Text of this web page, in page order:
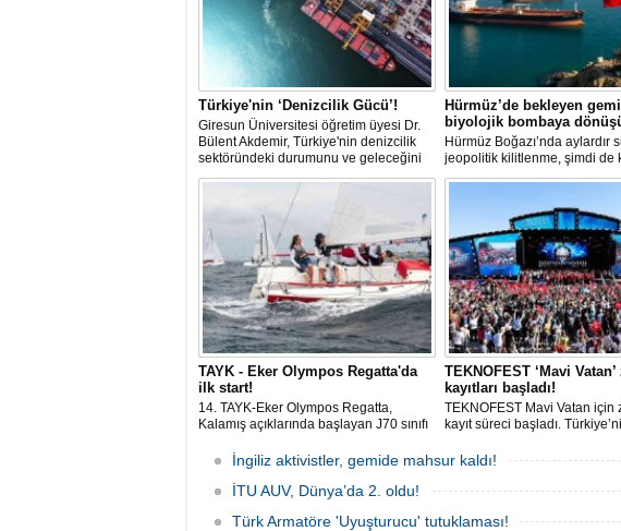
Türkiye'nin ‘Denizcilik Gücü’!
Giresun Üniversitesi öğretim üyesi Dr.
Bülent Akdemir, Türkiye'nin denizcilik
sektöründeki durumunu ve geleceğini
değerlendirdi.
Hürmüz’de bekleyen
biyolojik bombaya
Hürmüz Boğazı’nda aylardır
jeopolitik kilitlenme, şimdi de
ölçekte bir çevre felaketinin
hareketsiz bekleyen binden
istilacı deniz canlıları için
üreme merkezine dönüşmüş
TAYK - Eker Olympos Regatta'da
ilk start!
14. TAYK-Eker Olympos Regatta,
Kalamış açıklarında başlayan J70 sınıfı
gün boyunca yelken coşkusuyla
buluşturacak organizasyonun ilk
gününde 9 tekne rüzgârla buluştu.
TEKNOFEST ‘Mavi
kayıtları başladı!
TEKNOFEST Mavi Vatan için
kayıt süreci başladı.
odaklanan etkinliği, 20-23
Komutanlığı’nda
İngiliz aktivistler, gemide mahsur kaldı!
İTU AUV, Dünya’da 2. oldu!
Türk Armatöre 'Uyuşturucu' tutuklaması!